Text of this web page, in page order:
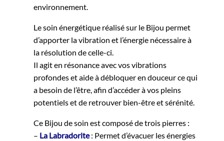
environnement.
Le soin énergétique réalisé sur le Bijou permet
d’apporter la vibration et l’énergie nécessaire à
la résolution de celle-ci.
Il agit en résonance avec vos vibrations
profondes et aide à débloquer en douceur ce qui
a besoin de l’être, afin d’accéder à vos pleins
potentiels et de retrouver bien-être et sérénité.
Ce Bijou de soin est composé de trois pierres :
– La Labradorite: Permet d’évacuer les énergies